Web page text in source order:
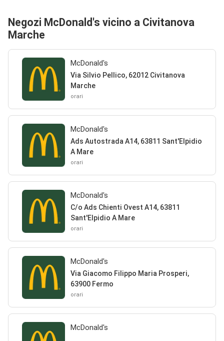
Negozi McDonald's vicino a Civitanova
Marche
McDonald's
Via Silvio Pellico, 62012 Civitanova
Marche
orari
McDonald's
Ads Autostrada A14, 63811 Sant'Elpidio
A Mare
orari
McDonald's
C/o Ads Chienti Ovest A14, 63811
Sant'Elpidio A Mare
orari
McDonald's
Via Giacomo Filippo Maria Prosperi,
63900 Fermo
orari
McDonald's